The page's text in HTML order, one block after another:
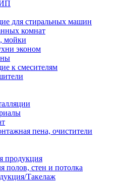
для стиральных машин
комнат
мойки
эконом
к смесителям
пена, очистители
продукция
полов, стен и потолка
Такелаж